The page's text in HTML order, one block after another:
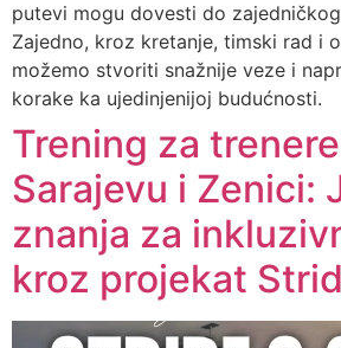
putevi mogu dovesti do
Zajedno, kroz kretanje, timski rad i
možemo stvoriti snažnije veze i
korake ka ujedinjenijoj budućnosti.
Trening za
Sarajevu i Zenici:
znanja za
kroz projekat